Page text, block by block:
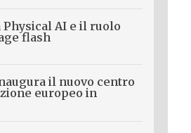
Physical AI e il ruolo
flash
il nuovo centro
europeo in